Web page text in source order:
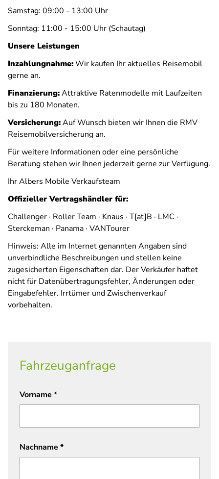
Samstag: 09:00 - 13:00 Uhr
Sonntag: 11:00 - 15:00 Uhr (Schautag)
Unsere Leistungen
Inzahlungnahme:Wir kaufen Ihr aktuelles Reisemobil
gerne an.
Finanzierung:Attraktive Ratenmodelle mit Laufzeiten
bis zu 180 Monaten.
Versicherung:Auf Wunsch bieten wir Ihnen die RMV
Reisemobilversicherung an.
Für weitere Informationen oder eine persönliche
Beratung stehen wir Ihnen jederzeit gerne zur Verfügung.
Ihr Albers Mobile Verkaufsteam
Offizieller Vertragshändler für:
Challenger · Roller Team · Knaus · T[at]B · LMC ·
Sterckeman · Panama · VANTourer
Hinweis: Alle im Internet genannten Angaben sind
unverbindliche Beschreibungen und stellen keine
zugesicherten Eigenschaften dar. Der Verkäufer haftet
nicht für Datenübertragungsfehler, Änderungen oder
Eingabefehler. Irrtümer und Zwischenverkauf
vorbehalten.
Fahrzeuganfrage
Vorname *
Nachname *